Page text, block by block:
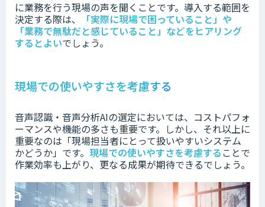
に業務を行う現場の声を聞くことです。 導入する範囲を
決定する際は、
「実際に現場で困っていること」や
「業務で無駄だと感じていること」などをヒアリング
するとよいでしょう。
現場での使いやすさを考慮する
音声認識・音声分析AIの選定においては、コストパフォ
ーマンスや機能の多さも重要です。 しかし、それ以上に
重要なのは「現場担当者にとって扱いやすいシステム
かどうか」です。 現場での使いやすさを考慮する ことで
作業効率も上がり、更なる成果が期待できるでしょう。